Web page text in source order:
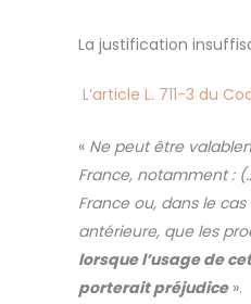
La justification
L’article L. 711-3 du
« Ne peut être
France, notamment :
France ou, dans le
antérieure, que les
lorsque l’usage de
porterait préjudice».